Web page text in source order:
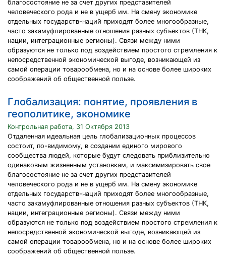
благосостояние не за счет других представителей
человеческого рода и не в ущерб им. На смену экономике
отдельных государств-наций приходят более многообразные,
часто закамуфлированные отношения разных субъектов (ТНК,
нации, интеграционные регионы). Связи между ними
образуются не только под воздействием простого стремления к
непосредственной экономической выгоде, возникающей из
самой операции товарообмена, но и на основе более широких
соображений об общественной пользе.
Глобализация: понятие, проявления в
геополитике, экономике
Контрольная работа, 31 Октября 2013
Отдаленная идеальная цель глобализационных процессов
состоит, по-видимому, в создании единого мирового
сообщества людей, которые будут следовать приблизительно
одинаковым жизненным установкам, и максимизировать свое
благосостояние не за счет других представителей
человеческого рода и не в ущерб им. На смену экономике
отдельных государств-наций приходят более многообразные,
часто закамуфлированные отношения разных субъектов (ТНК,
нации, интеграционные регионы). Связи между ними
образуются не только под воздействием простого стремления к
непосредственной экономической выгоде, возникающей из
самой операции товарообмена, но и на основе более широких
соображений об общественной пользе.